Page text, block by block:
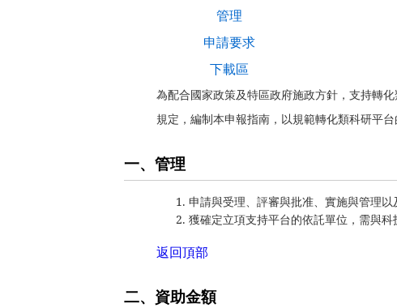
管理
申請要求
下載區
為配合國家政策及特區政府施政方針，支持轉
規定，編制本申報指南，以規範轉化類科研平台
一、管理
申請與受理、評審與批准、實施與管理
獲確定立項支持平台的依託單位，需與科
返回頂部
二、資助金額